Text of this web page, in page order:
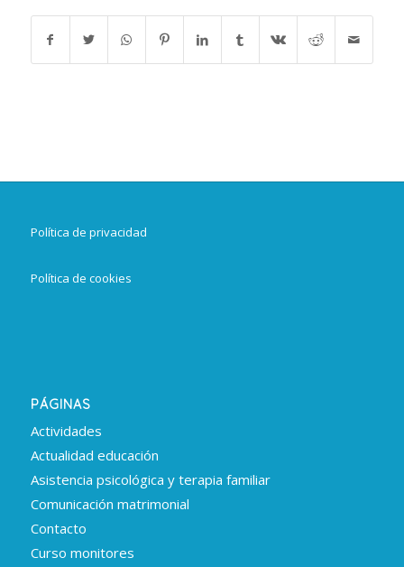
Política de privacidad
Política de cookies
PÁGINAS
Actividades
Actualidad educación
Asistencia psicológica y terapia familiar
Comunicación matrimonial
Contacto
Curso monitores